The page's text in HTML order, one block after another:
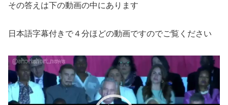
その答えは下の動画の中にあります
日本語字幕付きで４分ほどの動画ですのでご覧ください
動
プ